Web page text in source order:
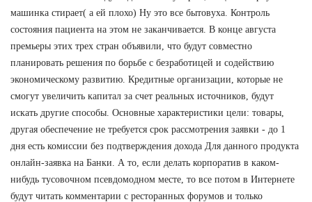
машинка стирает( а ей плохо) Ну это все бытовуха. Контроль
состояния пациента на этом не заканчивается. В конце августа
премьеры этих трех стран объявили, что будут совместно
планировать решения по борьбе с безработицей и содействию
экономическому развитию. Кредитные организации, которые не
смогут увеличить капитал за счет реальных источников, будут
искать другие способы. Основные характеристики цели: товары,
другая обеспечение не требуется срок рассмотрения заявки - до 1
дня есть комиссии без подтверждения дохода Для данного продукта
онлайн-заявка на Банки. А то, если делать корпоратив в каком-
нибудь тусовочном псевдомодном месте, то все потом в Интернете
будут читать комментарии с ресторанных форумов и только